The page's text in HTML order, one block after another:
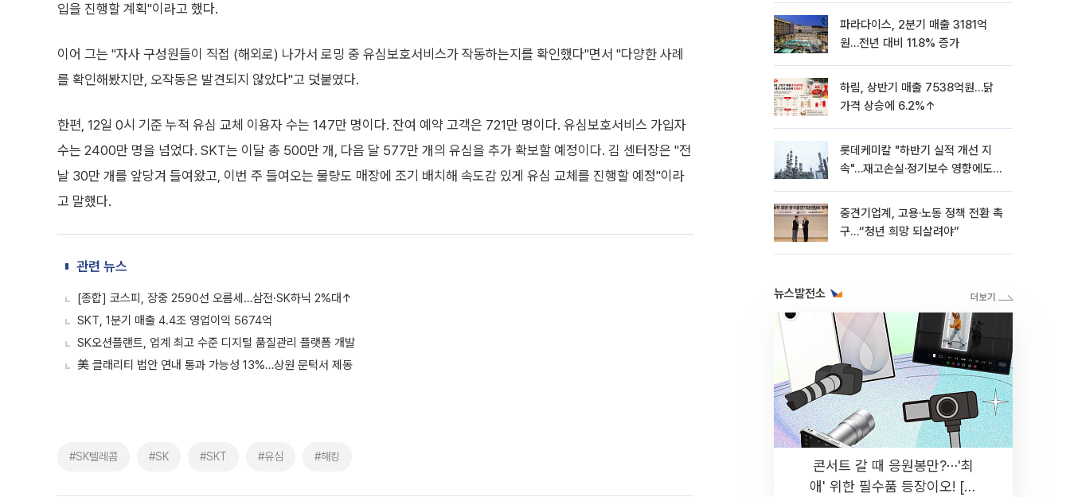
입을 진행할 계획"이라고 했다.
이어 그는 "자사 구성원들이 직접 (해외로) 나가서 로밍 중 유심보호서비스가 작동하는지를 확인했다"면서 "다양한 사례
를 확인해봤지만, 오작동은 발견되지 않았다"고 덧붙였다.
한편, 12일 0시 기준 누적 유심 교체 이용자 수는 147만 명이다. 잔여 예약 고객은 721만 명이다. 유심보호서비스 가입자
수는 2400만 명을 넘었다. SKT는 이달 총 500만 개, 다음 달 577만 개의 유심을 추가 확보할 예정이다. 김 센터장은 "전
날 30만 개를 앞당겨 들여왔고, 이번 주 들여오는 물량도 매장에 조기 배치해 속도감 있게 유심 교체를 진행할 예정"이라
고 말했다.
관련 뉴스
[종합] 코스피, 장중 2590선 오름세…삼전·SK하닉 2%대↑
SKT, 1분기 매출 4.4조 영업이익 5674억
SK오션플랜트, 업계 최고 수준 디지털 품질관리 플랫폼 개발
美 클래리티 법안 연내 통과 가능성 13%…상원 문턱서 제동
#SK텔레콤 #SK #SKT #유심 #해킹
파라다이스, 2분기 매출 3181억
원…전년 대비 11.8% 증가
하림, 상반기 매출 7538억원…닭
가격 상승에 6.2%↑
롯데케미칼 "하반기 실적 개선 지
속"…재고손실·정기보수 영향에도
중견기업계, 고용·노동 정책 전환 촉
구…“청년 희망 되살려야”
뉴스발전소
콘서트 갈 때 응원봉만?⋯'최
애' 위한 필수품 등장이오! [솔